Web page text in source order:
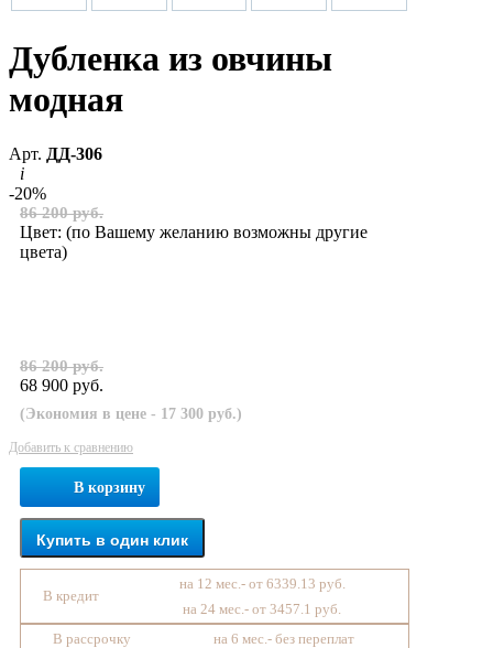
Дубленка из овчины
модная
Арт. ДД-306
i
-20%
86 200 руб.
Цвет: (по Вашему желанию возможны другие
цвета)
86 200 руб.
68 900 руб.
(Экономия в цене - 17 300 руб.)
Добавить к сравнению
В корзину
Купить в один клик
В кредит
на 12 мес.- от 6339.13 руб.
на 24 мес.- от 3457.1 руб.
В рассрочку
на 6 мес.- без переплат